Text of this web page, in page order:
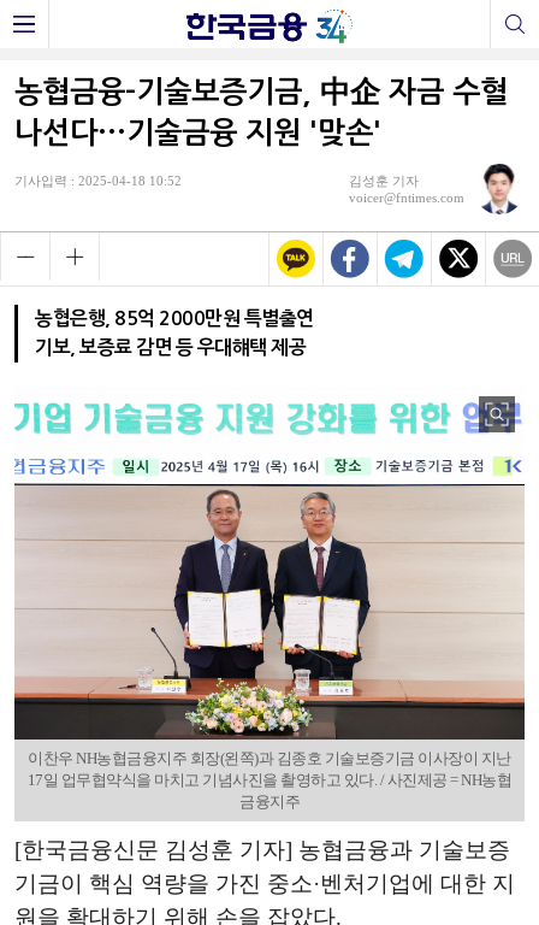
농협금융-기술보증기금, 中企 자금 수혈
나선다···기술금융 지원 '맞손'
기사입력 : 2025-04-18 10:52
김성훈 기자
voicer@fntimes.com
농협은행, 85억 2000만원 특별출연
기보, 보증료 감면 등 우대햬택 제공
이찬우 NH농협금융지주 회장(왼쪽)과 김종호 기술보증기금 이사장이 지난
17일 업무협약식을 마치고 기념사진을 촬영하고 있다. / 사진제공 = NH농협
금융지주
[한국금융신문 김성훈 기자] 농협금융과 기술보증
기금이 핵심 역량을 가진 중소·벤처기업에 대한 지
원을 확대하기 위해 손을 잡았다.